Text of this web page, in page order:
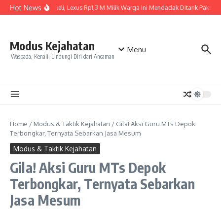
Skip to content
Hot NewsBaru Dibeli, Lexus Rp1,3 M Milik Warga Ini Mendadak Ditarik Paksa,
Modus Kejahatan
Waspada, Kenali, Lindungi Diri dari Ancaman
Menu
Home / Modus & Taktik Kejahatan / Gila! Aksi Guru MTs Depok
Terbongkar, Ternyata Sebarkan Jasa Mesum
Modus & Taktik Kejahatan
Gila! Aksi Guru MTs Depok
Terbongkar, Ternyata Sebarkan
Jasa Mesum